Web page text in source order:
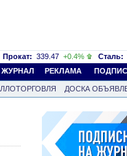
Прокат: 339.47 +0.4% Сталь:
ЖУРНАЛ РЕКЛАМА
ДОСКА